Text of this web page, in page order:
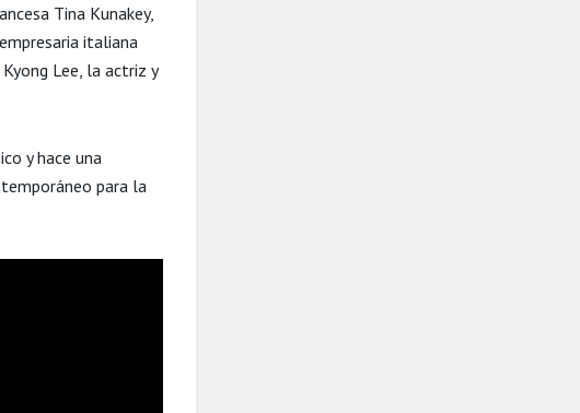
Tina Kunakey,
empresaria italiana
Kyong Lee, la actriz y
y hace una
para la